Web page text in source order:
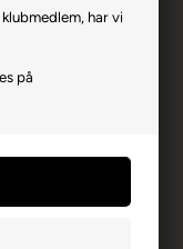
har vi
på
70, DE-